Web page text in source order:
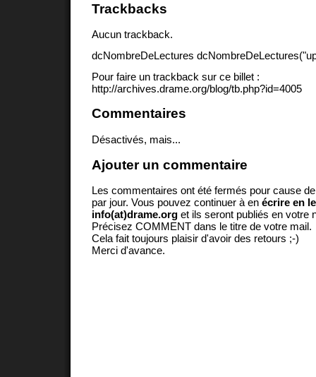
Trackbacks
Aucun trackback.
dcNombreDeLectures
Pour faire un trackback sur ce billet :
http://archives.drame.org/blog/tb.php?id=4005
Commentaires
Désactivés, mais...
Ajouter un commentaire
Les commentaires ont été fermés pour cause
par jour. Vous pouvez continuer à en écrire en
info(at)drame.org et ils seront publiés en votre
Précisez COMMENT dans le titre de votre mail.
Cela fait toujours plaisir d'avoir des retours ;-)
Merci d'avance.